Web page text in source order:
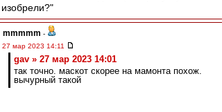
изобрели?"
mmmmm -
27 мар 2023 14:11
gav » 27 мар 2023 14:01
так точно. маскот скорее на мамонта похож.
вычурный такой